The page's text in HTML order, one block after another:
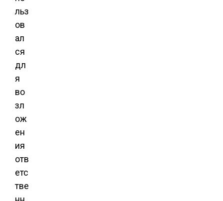
льз
ов
ал
ся
дл
я
во
зл
ож
ен
ия
отв
етс
тве